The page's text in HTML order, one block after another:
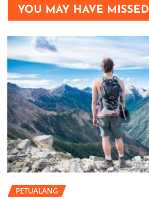
YOU MAY HAVE MISSED
PETUALANG